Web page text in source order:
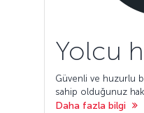
Yolcu
Güvenli ve huzurlu
sahip olduğunuz
Daha fazla bilgi